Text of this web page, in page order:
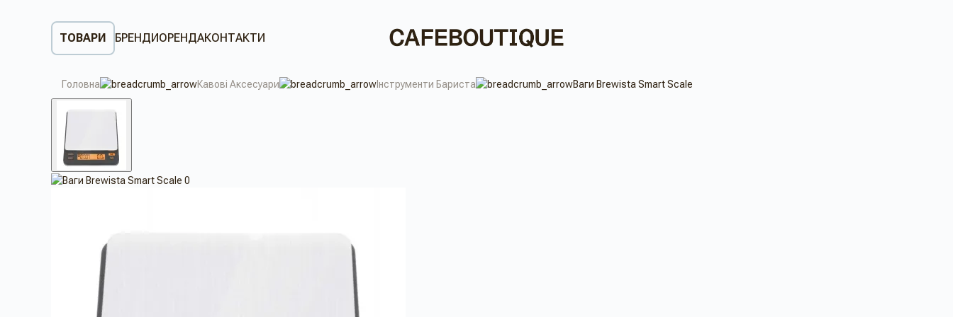
ТОВАРИ БРЕНДИОРЕНДАКОНТАКТИ
Головна Кавові Аксесуари Інструменти Бариста Ваги Brewista Smart Scale